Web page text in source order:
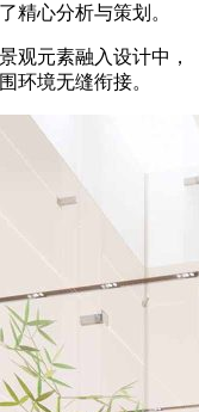
精心分析与策划。
观元素融入设计中，
环境无缝衔接。